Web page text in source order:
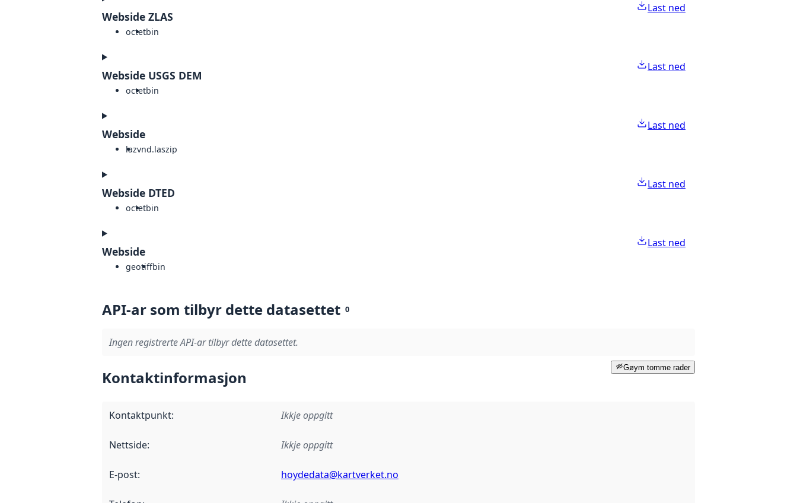
Webside ZLAS
octetbin
Last ned
Webside USGS DEM
octetbin
Last ned
Webside
lazvnd.laszip
Last ned
Webside DTED
octetbin
Last ned
Webside
geotiffbin
Last ned
API-ar som tilbyr dette datasettet 0
Ingen registrerte API-ar tilbyr dette datasettet.
Gøym tomme rader
Kontaktinformasjon
Kontaktpunkt: Ikkje oppgitt
Nettside: Ikkje oppgitt
E-post: hoydedata@kartverket.no